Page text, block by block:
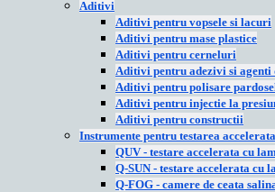
Aditivi
Aditivi pentru vopsele si lacuri
Aditivi pentru mase plastice
Aditivi pentru cerneluri
Aditivi pentru adezivi si agenti
Aditivi pentru polisare
Aditivi pentru injectie la
Aditivi pentru constructii
Instrumente pentru testarea
QUV - testare accelerata cu
Q-SUN - testare accelerata cu
Q-FOG - camere de ceata